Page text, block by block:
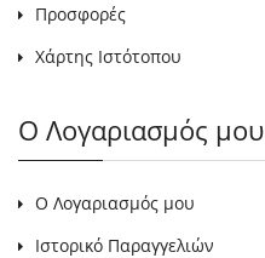
Προσφορές
Χάρτης Ιστότοπου
Ο Λογαριασμός μου
Ο Λογαριασμός μου
Ιστορικό Παραγγελιών